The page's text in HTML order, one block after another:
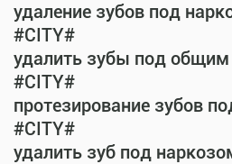
удаление зубов под
#CITY#
удалить зубы под
#CITY#
протезирование зубов
#CITY#
удалить зуб под